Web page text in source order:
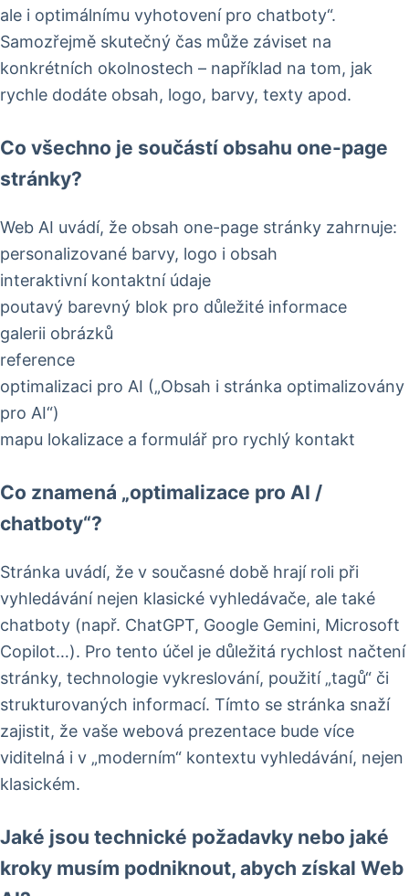
ale i optimálnímu vyhotovení pro chatboty“.
Samozřejmě skutečný čas může záviset na
konkrétních okolnostech – například na tom, jak
rychle dodáte obsah, logo, barvy, texty apod.
Co všechno je součástí obsahu one-page
stránky?
Web AI uvádí, že obsah one-page stránky zahrnuje:
personalizované barvy, logo i obsah
interaktivní kontaktní údaje
poutavý barevný blok pro důležité informace
galerii obrázků
reference
optimalizaci pro AI („Obsah i stránka optimalizovány
pro AI“)
mapu lokalizace a formulář pro rychlý kontakt
Co znamená „optimalizace pro AI /
chatboty“?
Stránka uvádí, že v současné době hrají roli při
vyhledávání nejen klasické vyhledávače, ale také
chatboty (např. ChatGPT, Google Gemini, Microsoft
Copilot…). Pro tento účel je důležitá rychlost načtení
stránky, technologie vykreslování, použití „tagů“ či
strukturovaných informací. Tímto se stránka snaží
zajistit, že vaše webová prezentace bude více
viditelná i v „moderním“ kontextu vyhledávání, nejen
klasickém.
Jaké jsou technické požadavky nebo jaké
kroky musím podniknout, abych získal Web